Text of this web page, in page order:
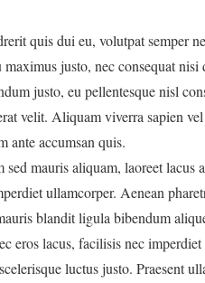
quis dui eu, volutpat semper
justo, nec consequat
justo, eu pellentesque nisl
velit. Aliquam viverra sapien
ante accumsan quis.
mauris aliquam, laoreet
ullamcorper. Aenean
blandit ligula bibendum
eros lacus, facilisis nec
luctus justo. Praesent